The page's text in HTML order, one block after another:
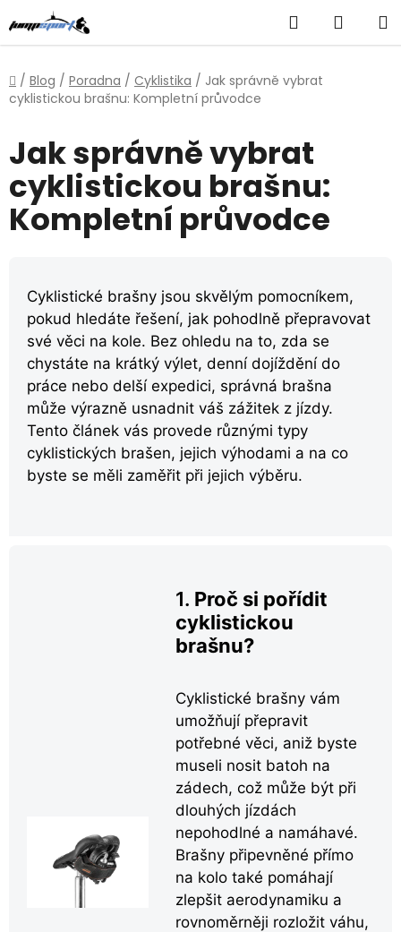
na
obsah
Hledat
KOŠÍK
Domů
/ Blog / Poradna / Cyklistika / Jak správně vybrat
cyklistickou brašnu: Kompletní průvodce
Jak správně vybrat
cyklistickou brašnu:
Kompletní průvodce
Cyklistické brašny jsou skvělým pomocníkem,
pokud hledáte řešení, jak pohodlně přepravovat
své věci na kole. Bez ohledu na to, zda se
chystáte na krátký výlet, denní dojíždění do
práce nebo delší expedici, správná brašna
může výrazně usnadnit váš zážitek z jízdy.
Tento článek vás provede různými typy
cyklistických brašen, jejich výhodami a na co
byste se měli zaměřit při jejich výběru.
1. Proč si pořídit
cyklistickou
brašnu?
Cyklistické brašny vám
umožňují přepravit
potřebné věci, aniž byste
museli nosit batoh na
zádech, což může být při
dlouhých jízdách
nepohodlné a namáhavé.
Brašny připevněné přímo
na kolo také pomáhají
zlepšit aerodynamiku a
rovnoměrněji rozložit váhu,